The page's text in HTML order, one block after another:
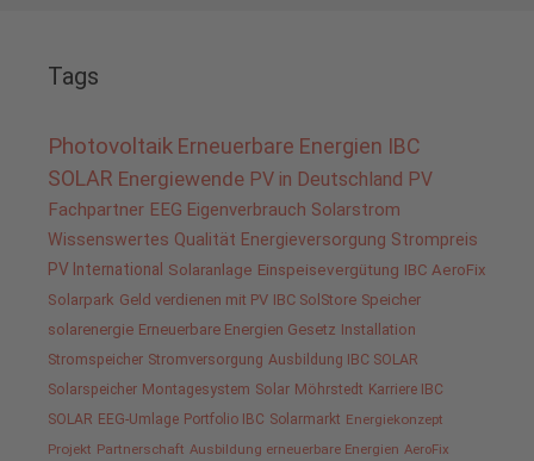
Tags
Photovoltaik Erneuerbare Energien IBC
SOLAR Energiewende PV in Deutschland PV
Fachpartner EEG Eigenverbrauch Solarstrom
Wissenswertes Qualität Energieversorgung Strompreis
PV International Solaranlage Einspeisevergütung IBC AeroFix
Solarpark Geld verdienen mit PV IBC SolStore Speicher
solarenergie Erneuerbare Energien Gesetz Installation
Stromspeicher Stromversorgung Ausbildung IBC SOLAR
Solarspeicher Montagesystem Solar Möhrstedt Karriere IBC
SOLAR EEG-Umlage Portfolio IBC Solarmarkt Energiekonzept
Projekt Partnerschaft Ausbildung erneuerbare Energien AeroFix